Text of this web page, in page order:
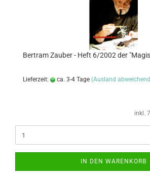
Bertram Zauber - Heft 6/2002 der
Lieferzeit: ca. 3-4 Tage (Ausland
inkl.
IN DEN WARENKORB